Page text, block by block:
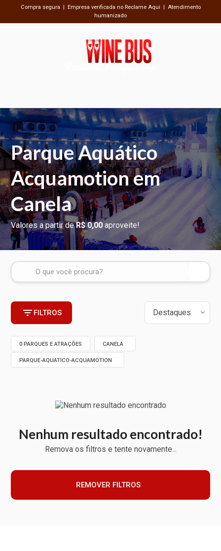
Compra segura | Empresa verificada no Reclame Aqui | Atendimento
humanizado
Passeios Inesquecíveis
Parque Aquático
Acquamotion em
Canela
Valores a partir deR$ 0,00 aproveite!
FILTROS
0 PARQUES E ATRAÇÕES CANELA
PARQUE-AQUATICO-ACQUAMOTION
Nenhum resultado encontrado!
Remova os filtros e tente novamente...
REMOVER FILTROS